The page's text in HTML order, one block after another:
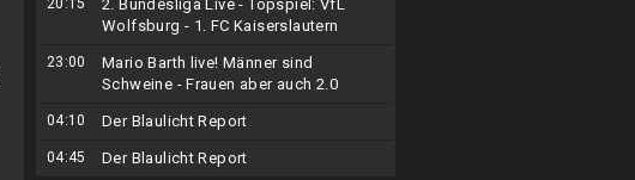
20:15
2. Bundesliga Live - Topspiel: VfL
Wolfsburg - 1. FC Kaiserslautern
23:00
Mario Barth live! Männer sind
Schweine - Frauen aber auch 2.0
04:10 Der Blaulicht Report
04:45 Der Blaulicht Report